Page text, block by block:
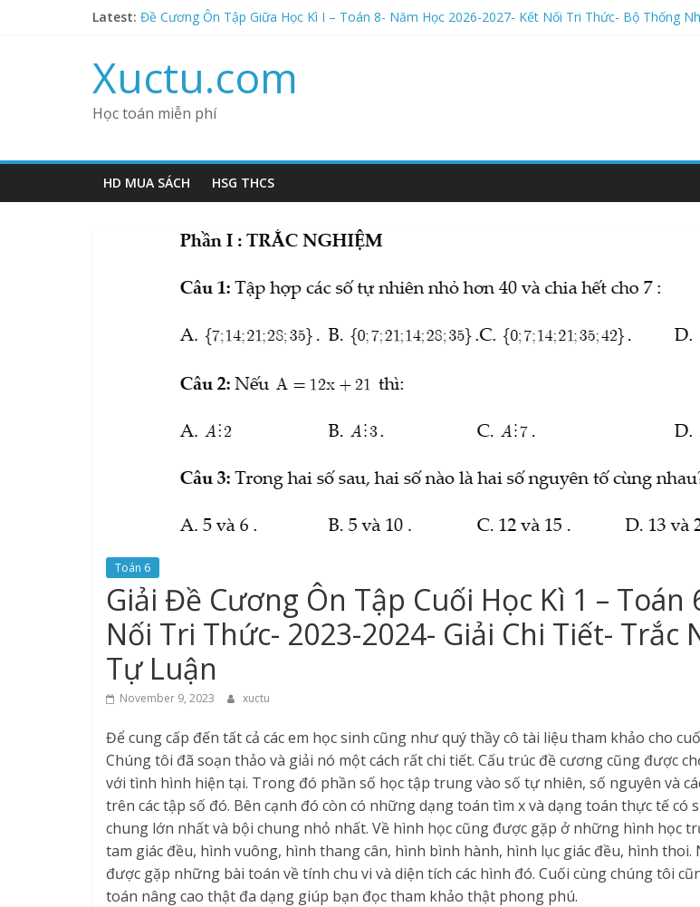
Latest: Đề Cương Ôn Tập Giữa Học Kì I – Toán 8- Năm Học 2026-2027- Kết Nối Tri Thức- Bộ Thống
Đề Cương Ôn Tập Giữa Học Kì I – Toán 8- Năm Học 2026-2027- Kết Nối Tri Thức- Bộ Thống
Cộng Trừ Nhân Chia Số Hữu Tỉ- Tìm X- Phần 3 | Toán 7- Chương I- Số Hữu Tỉ- NQT dạy cho
Xuctu.com
Học toán miễn phí
HD MUA SÁCH HSG THCS
Toán 6
Giải Đề Cương Ôn Tập Cuối Học Kì 1 – Toán
Nối Tri Thức- 2023-2024- Giải Chi Tiết- Trắc
Tự Luận
November 9, 2023 xuctu
Để cung cấp đến tất cả các em học sinh cũng như quý thầy cô tài liệu tham khảo cho
Chúng tôi đã soạn thảo và giải nó một cách rất chi tiết. Cấu trúc đề cương cũng được
với tình hình hiện tại. Trong đó phần số học tập trung vào số tự nhiên, số nguyên và
trên các tập số đó. Bên cạnh đó còn có những dạng toán tìm x và dạng toán thực tế có
chung lớn nhất và bội chung nhỏ nhất. Về hình học cũng được gặp ở những hình học
tam giác đều, hình vuông, hình thang cân, hình bình hành, hình lục giác đều, hình thoi.
được gặp những bài toán về tính chu vi và diện tích các hình đó. Cuối cùng chúng tôi
toán nâng cao thật đa dạng giúp bạn đọc tham khảo thật phong phú.